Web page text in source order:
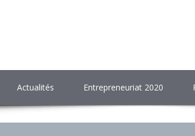
Actualités Entrepreneuriat 2020